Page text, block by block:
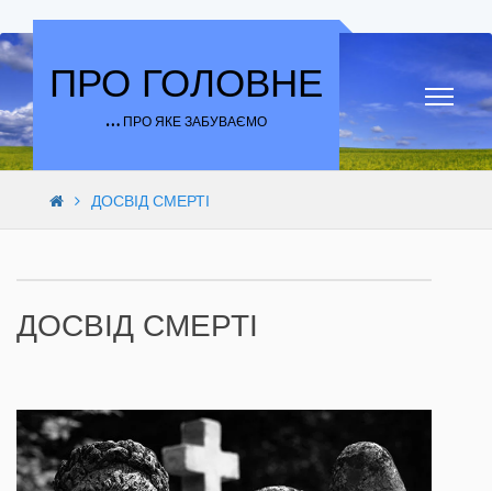
Skip to content
ПРО ГОЛОВНЕ
… ПРО ЯКЕ ЗАБУВАЄМО
ДОСВІД СМЕРТІ
ДОСВІД СМЕРТІ